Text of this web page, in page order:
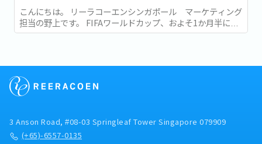
こんにちは。 リーラコーエンシンガポール マーケティング
担当の野上です。 FIFAワールドカップ、およそ1か月半にわ
たる大会がついに終幕しましたね。...
3 Anson Road, #08-03 Springleaf Tower Singapore 079909
(+65)-6557-0135